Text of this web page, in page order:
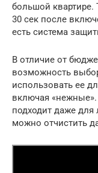
большой квартире.
30 сек после
есть система
В отличие от
возможность
использовать ее
включая
подходит даже
можно отчистить